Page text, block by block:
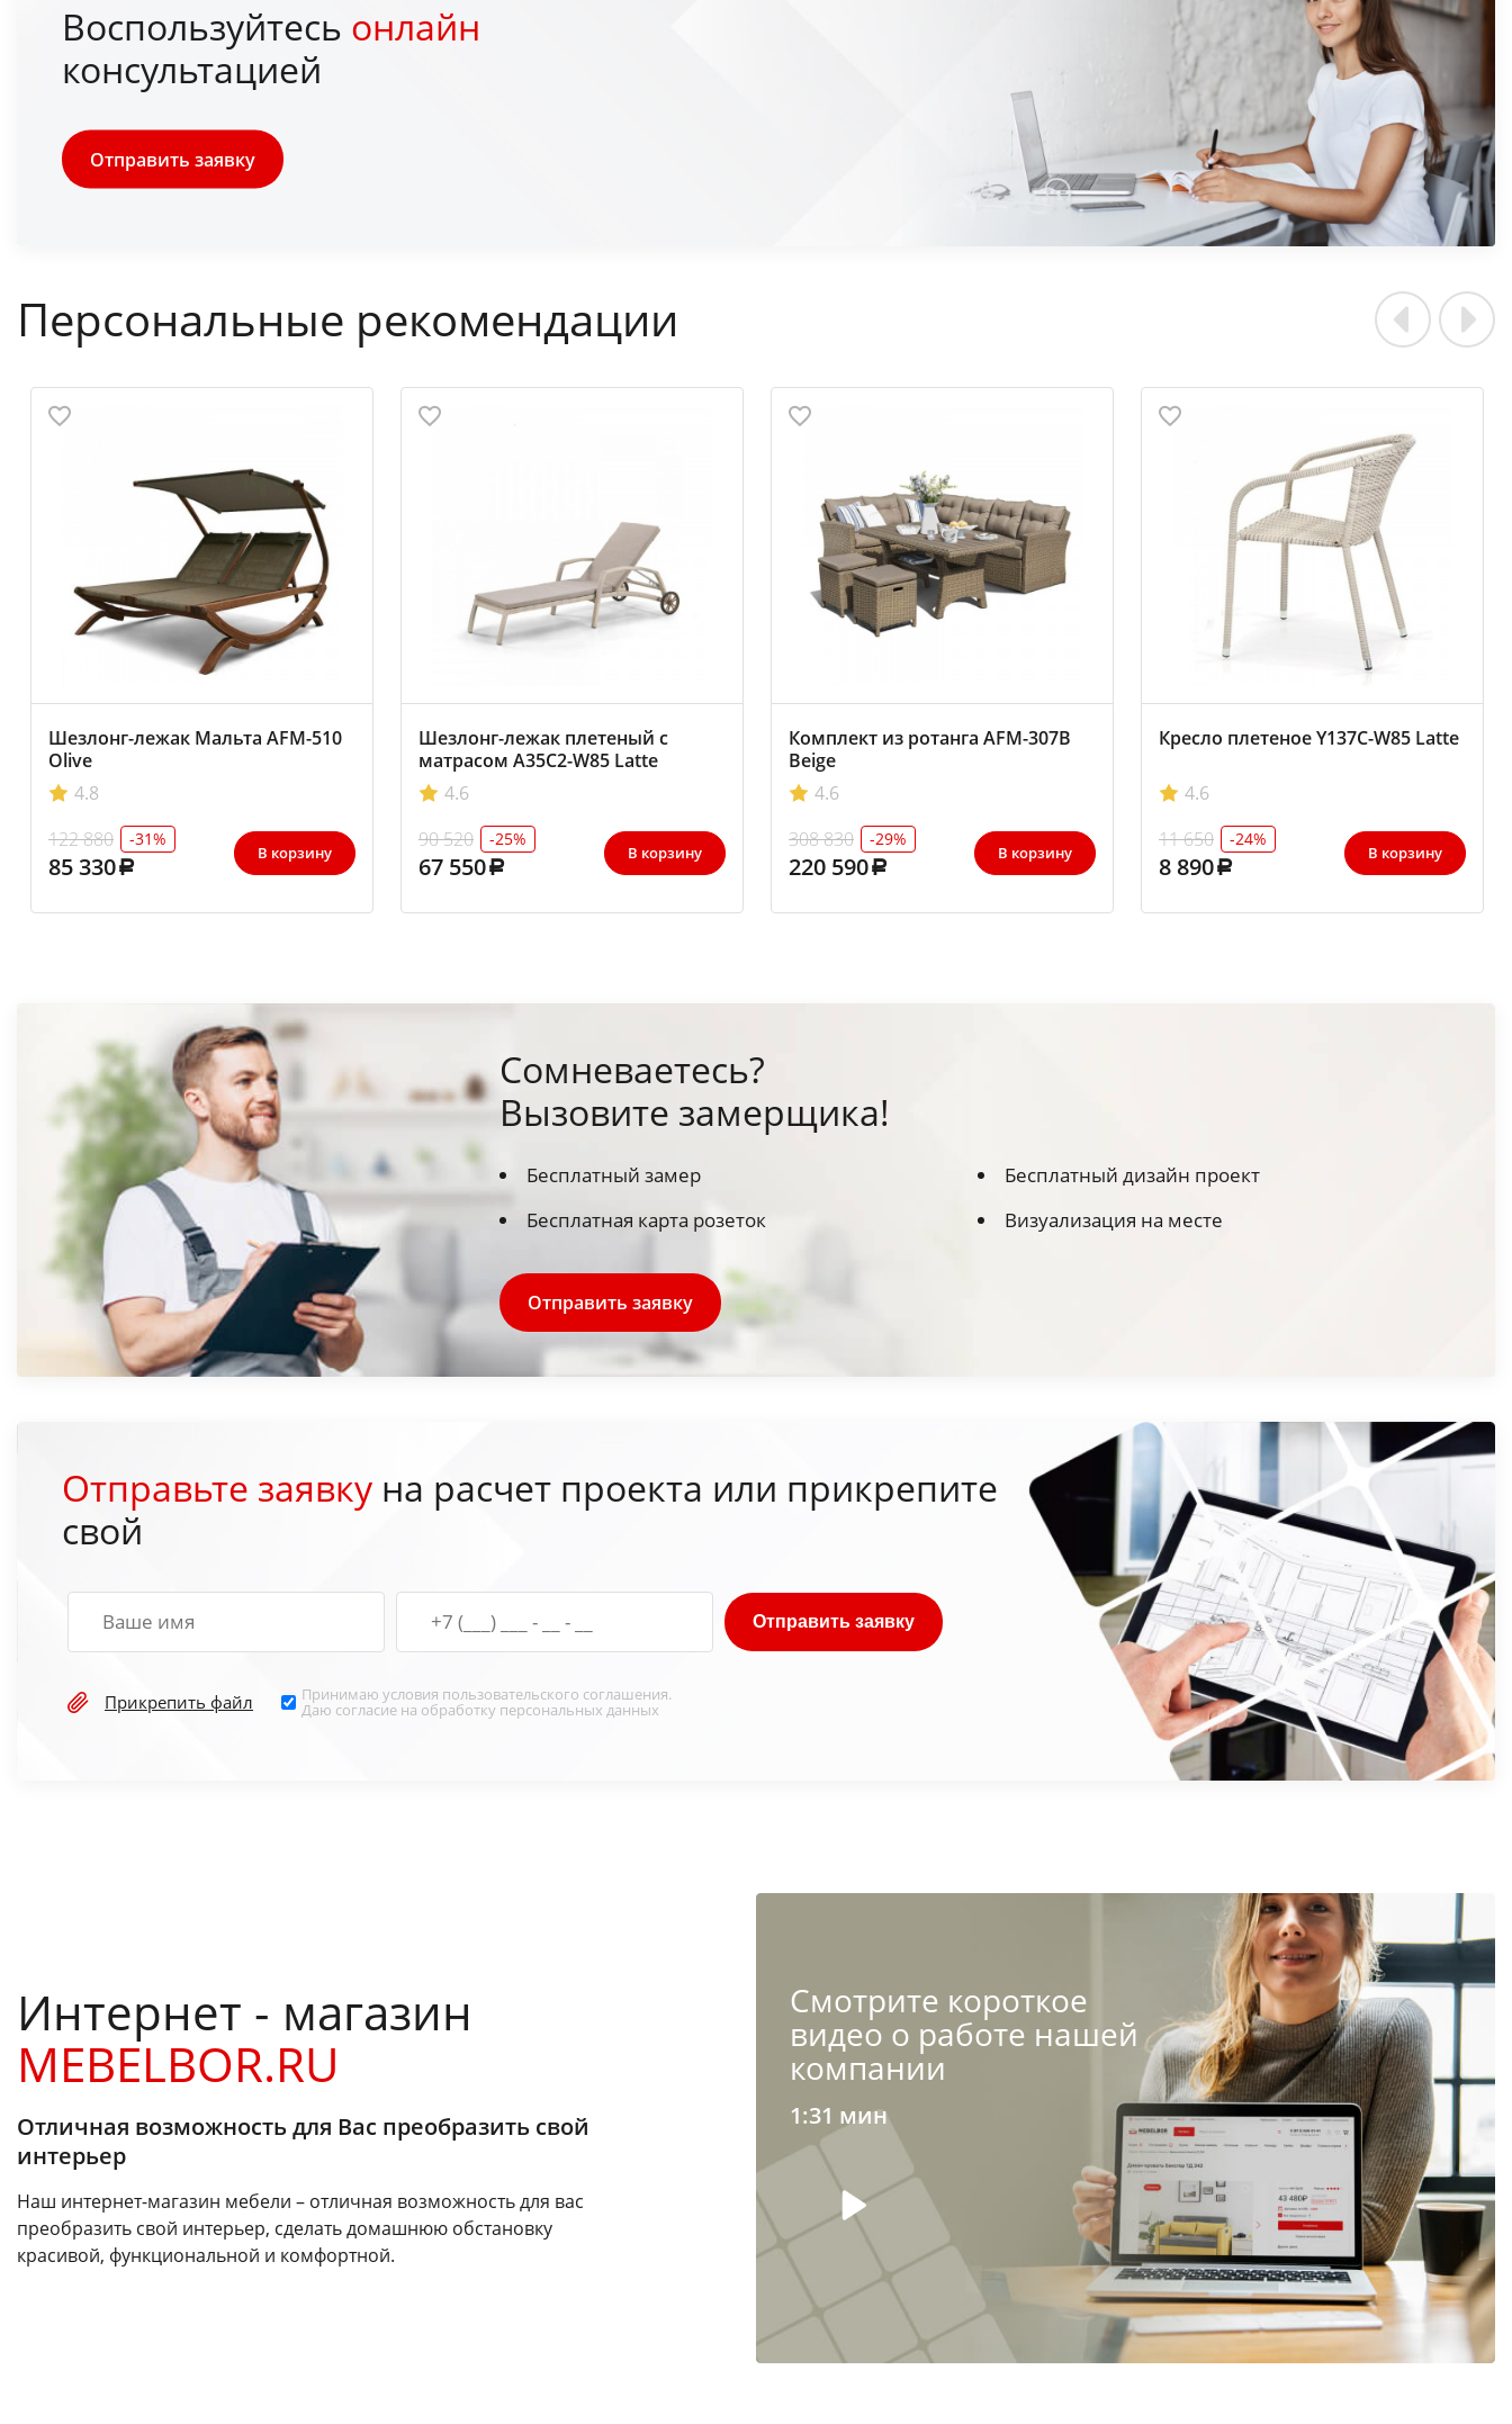
Воспользуйтесь онлайн
консультацией
Отправить заявку
Персональные рекомендации
Шезлонг-лежак Мальта AFM-510
Olive
4.8
122 880
-31%
85 330 В корзину
Шезлонг-лежак плетеный с
матрасом A35C2-W85 Latte
4.6
90 520
-25%
67 550 В корзину
Комплект из ротанга AFM-307B
Beige
4.6
308 830
-29%
220 590 В корзину
Кресло плетеное Y137C-W85 Latte
4.6
11 650
-24%
8 890 В корзину
Сомневаетесь?
Вызовите замерщика!
Бесплатный замер
Бесплатный дизайн проект
Бесплатная карта розеток
Визуализация на месте
Отправить заявку
Отправьте заявку на расчет проекта или прикрепите
свой
Отправить заявку
Прикрепить файл Принимаю условия пользовательского соглашения.
Даю согласие на обработку персональных данных
Интернет - магазин
MEBELBOR.RU
Отличная возможность для Вас преобразить свой
интерьер
Наш интернет-магазин мебели – отличная возможность для вас
преобразить свой интерьер, сделать домашнюю обстановку
красивой, функциональной и комфортной.
Cмотрите короткое
видео о работе нашей
компании
1:31 мин